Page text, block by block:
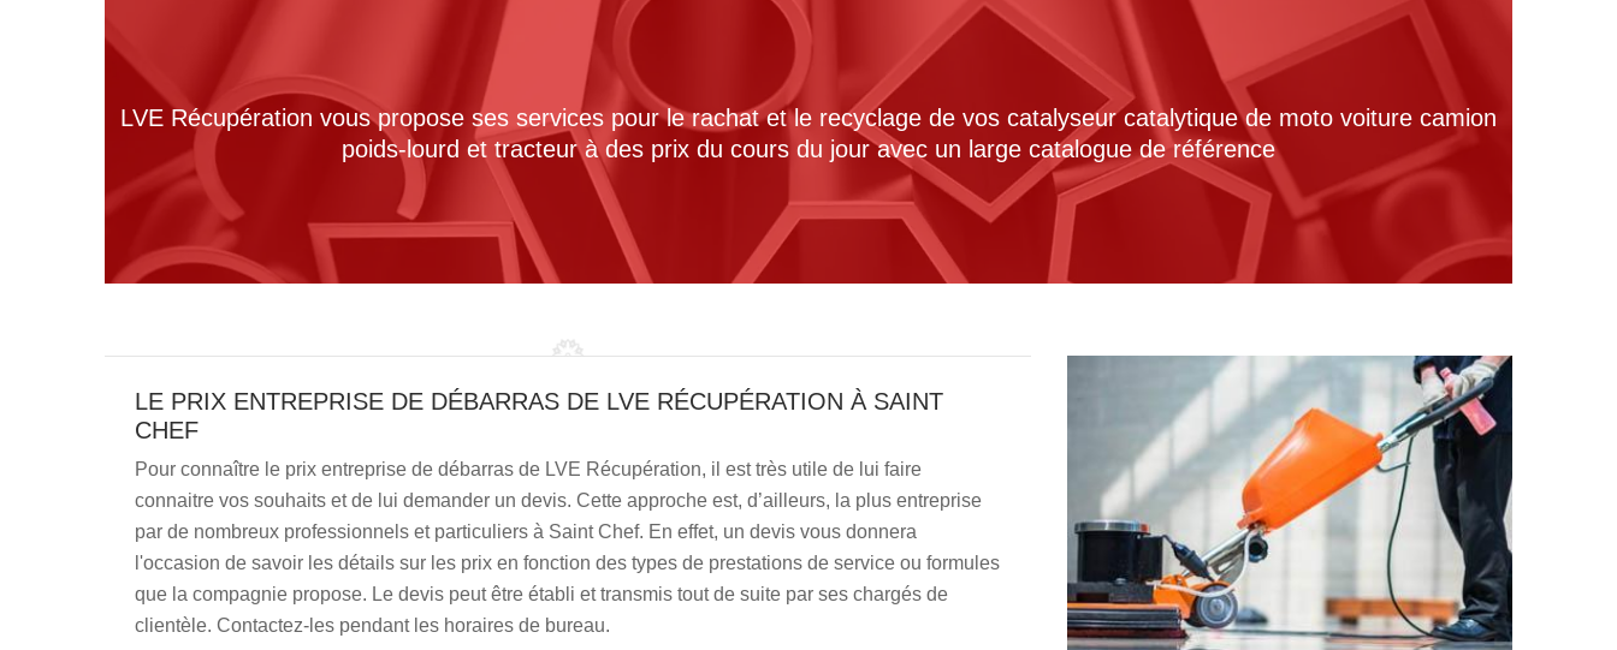
LVE Récupération vous propose ses services pour le rachat et le recyclage de vos catalyseur catalytique de moto voiture camion
poids-lourd et tracteur à des prix du cours du jour avec un large catalogue de référence
LE PRIX ENTREPRISE DE DÉBARRAS DE LVE RÉCUPÉRATION À SAINT
CHEF
Pour connaître le prix entreprise de débarras de LVE Récupération, il est très utile de lui faire
connaitre vos souhaits et de lui demander un devis. Cette approche est, d’ailleurs, la plus entreprise
par de nombreux professionnels et particuliers à Saint Chef. En effet, un devis vous donnera
l'occasion de savoir les détails sur les prix en fonction des types de prestations de service ou formules
que la compagnie propose. Le devis peut être établi et transmis tout de suite par ses chargés de
clientèle. Contactez-les pendant les horaires de bureau.